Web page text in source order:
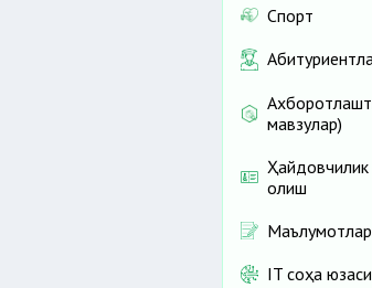
Спорт
мавзулар)
Ҳайдовчилик
олиш
Маълумотлар
IT соҳа